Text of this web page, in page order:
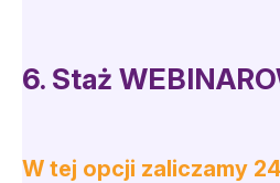
6. Staż
W tej opcji zaliczamy